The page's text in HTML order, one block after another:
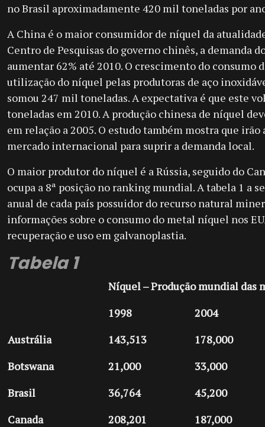
no Brasil aproximadamente 420 mil toneladas por
A China é o maior consumidor de níquel da
Centro de Pesquisas do governo chinês, a demanda
aumentar 62% até 2010. O crescimento do consumo
utilização do níquel pelas produtoras de aço
somou 247 mil toneladas. A expectativa é que este
toneladas em 2010. A produção chinesa de níquel
em relação a 2005. O estudo também mostra que
mercado internacional para suprir a demanda local.
O maior produtor do níquel é a Rússia, seguido do
ocupa a 8ª posição no ranking mundial. A tabela 1 a
anual de cada país possuidor do recurso natural
informações sobre o consumo do metal níquel nos
recuperação e uso em galvanoplastia.
Tabela 1
Níquel – Produção mundial das
1998
2004
Austrália
143,513
178,000
Botswana
21,000
33,000
Brasil
36,764
45,200
Canada
208,201
187,000